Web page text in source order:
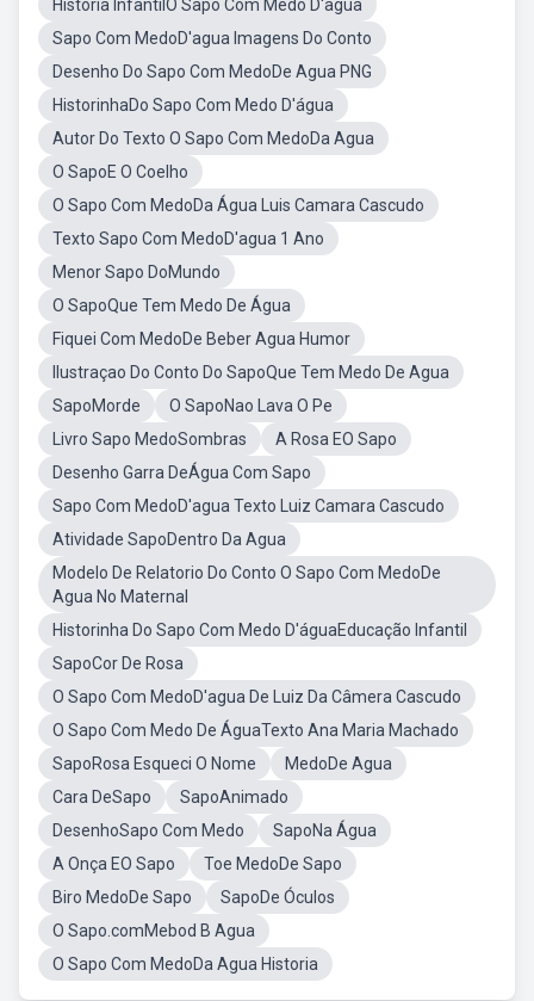
História InfantilO Sapo Com Medo D'agua
Sapo Com MedoD'agua Imagens Do Conto
Desenho Do Sapo Com MedoDe Agua PNG
HistorinhaDo Sapo Com Medo D'água
Autor Do Texto O Sapo Com MedoDa Agua
O SapoE O Coelho
O Sapo Com MedoDa Água Luis Camara Cascudo
Texto Sapo Com MedoD'agua 1 Ano
Menor Sapo DoMundo
O SapoQue Tem Medo De Água
Fiquei Com MedoDe Beber Agua Humor
Ilustraçao Do Conto Do SapoQue Tem Medo De Agua
SapoMorde
O SapoNao Lava O Pe
Livro Sapo MedoSombras
A Rosa EO Sapo
Desenho Garra DeÁgua Com Sapo
Sapo Com MedoD'agua Texto Luiz Camara Cascudo
Atividade SapoDentro Da Agua
Modelo De Relatorio Do Conto O Sapo Com MedoDe
Agua No Maternal
Historinha Do Sapo Com Medo D'águaEducação Infantil
SapoCor De Rosa
O Sapo Com MedoD'agua De Luiz Da Câmera Cascudo
O Sapo Com Medo De ÁguaTexto Ana Maria Machado
SapoRosa Esqueci O Nome
MedoDe Agua
Cara DeSapo
SapoAnimado
DesenhoSapo Com Medo
SapoNa Água
A Onça EO Sapo
Toe MedoDe Sapo
Biro MedoDe Sapo
SapoDe Óculos
O Sapo.comMebod B Agua
O Sapo Com MedoDa Agua Historia